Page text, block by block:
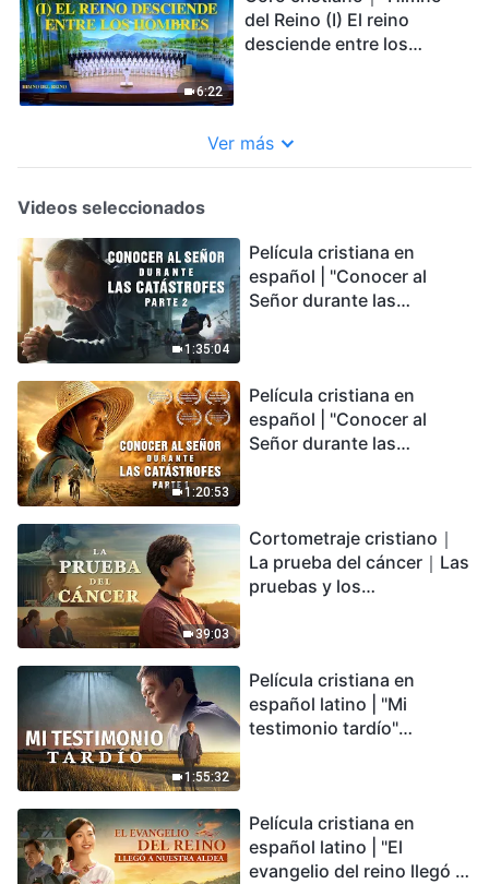
6:22
del Reino (I) El reino
desciende entre los
Ver más
Videos seleccionados
1:35:04
Película cristiana en
español | "Conocer al
Señor durante las
podemos sobrevivir?
1:20:53
Película cristiana en
español | "Conocer al
Señor durante las
encontrarás refugio?
39:03
Cortometraje cristiano｜
La prueba del cáncer｜Las
pruebas y los
1:55:32
Película cristiana en
español latino | "Mi
testimonio tardío"
conmovedor
Película cristiana en
español latino | "El
evangelio del reino llegó a